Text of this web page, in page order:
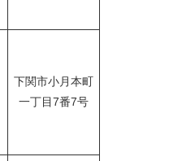
下関市小月本町
一丁目7番7号